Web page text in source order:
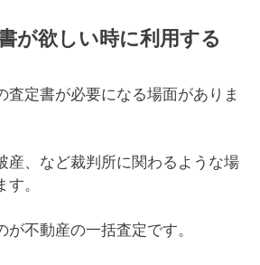
が欲しい時に利用する
査定書が必要になる場面がありま
産、など裁判所に関わるような場
。
不動産の一括査定です。